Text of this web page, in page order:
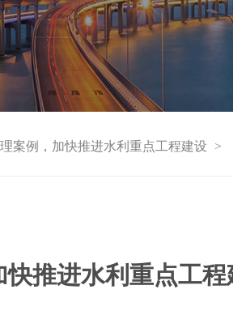
案例，加快推进水利重点工程建设 >
推进水利重点工程